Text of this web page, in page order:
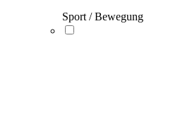
Sport / Bewegung